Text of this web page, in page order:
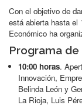
Con el objetivo de
está abierta hasta el
Económico ha
Programa
10:00 horas.
Innovación,
Belinda León y
La Rioja, Luis